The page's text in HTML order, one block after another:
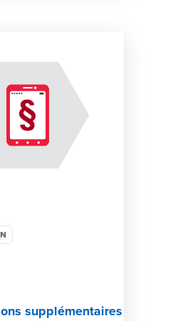
supplémentaires